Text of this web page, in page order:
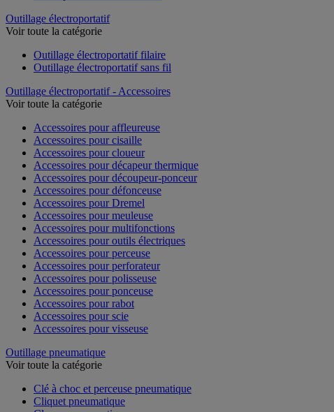
Outillage électroportatif
Outillage électroportatif filaire
Outillage électroportatif - Accessoires
Accessoires pour affleureuse
Accessoires pour cisaille
Accessoires pour cloueur
Accessoires pour décapeur thermique
Accessoires pour découpeur-ponceur
Accessoires pour défonceuse
Accessoires pour Dremel
Accessoires pour meuleuse
Accessoires pour multifonctions
Accessoires pour outils électriques
Accessoires pour perceuse
Accessoires pour perforateur
Accessoires pour polisseuse
Accessoires pour ponceuse
Accessoires pour rabot
Accessoires pour scie
Outillage pneumatique
Clé à choc et perceuse pneumatique